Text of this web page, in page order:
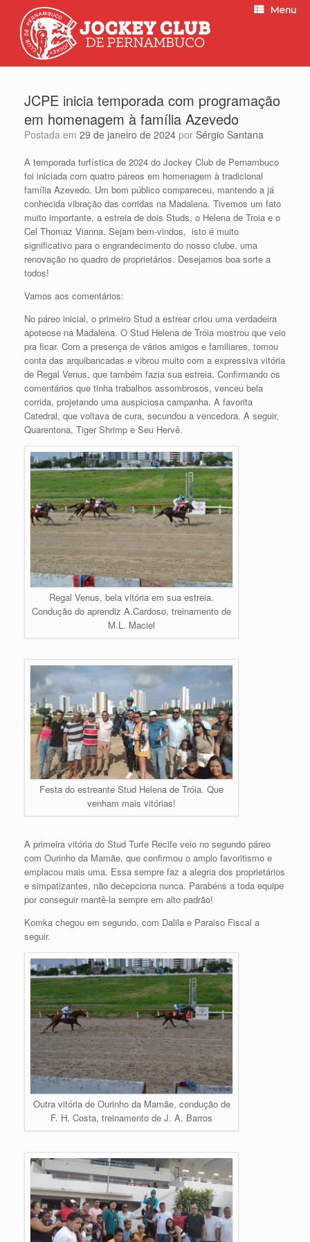
Menu
JCPE inicia temporada com programação
em homenagem à família Azevedo
Postada em 29 de janeiro de 2024 por Sérgio Santana
A temporada turfística de 2024 do Jockey Club de Pernambuco
foi iniciada com quatro páreos em homenagem à tradicional
família Azevedo. Um bom público compareceu, mantendo a já
conhecida vibração das corridas na Madalena. Tivemos um fato
muito importante, a estreia de dois Studs, o Helena de Troia e o
Cel Thomaz Vianna. Sejam bem-vindos, isto é muito
significativo para o engrandecimento do nosso clube, uma
renovação no quadro de proprietários. Desejamos boa sorte a
todos!
Vamos aos comentários:
No páreo inicial, o primeiro Stud a estrear criou uma verdadeira
apoteose na Madalena. O Stud Helena de Tróia mostrou que veio
pra ficar. Com a presença de vários amigos e familiares, tomou
conta das arquibancadas e vibrou muito com a expressiva vitória
de Regal Venus, que também fazia sua estreia. Confirmando os
comentários que tinha trabalhos assombrosos, venceu bela
corrida, projetando uma auspiciosa campanha. A favorita
Catedral, que voltava de cura, secundou a vencedora. A seguir,
Quarentona, Tiger Shrimp e Seu Hervê.
Regal Venus, bela vitória em sua estreia.
Condução do aprendiz A.Cardoso, treinamento de
M.L. Maciel
Festa do estreante Stud Helena de Tróia. Que
venham mais vitórias!
A primeira vitória do Stud Turfe Recife veio no segundo páreo
com Ourinho da Mamãe, que confirmou o amplo favoritismo e
emplacou mais uma. Essa sempre faz a alegria dos proprietários
e simpatizantes, não decepciona nunca. Parabéns a toda equipe
por conseguir mantê-la sempre em alto padrão!
Komka chegou em segundo, com Dalila e Paraiso Fiscal a
seguir.
Outra vitória de Ourinho da Mamãe, condução de
F. H. Costa, treinamento de J. A. Barros